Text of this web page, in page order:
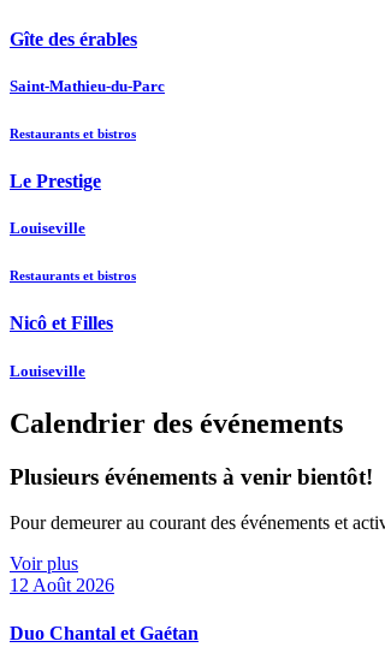
Gîte des érables
Saint-Mathieu-du-Parc
Restaurants et bistros
Le Prestige
Louiseville
Restaurants et bistros
Nicô et Filles
Louiseville
Calendrier des événements
Plusieurs événements à venir bientôt!
Pour demeurer au courant des événements et
Voir plus
12 Août 2026
Duo Chantal et Gaétan